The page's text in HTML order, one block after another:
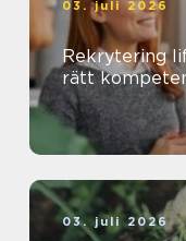
03. juli 2026
Rekrytering life
rätt
03. juli 2026